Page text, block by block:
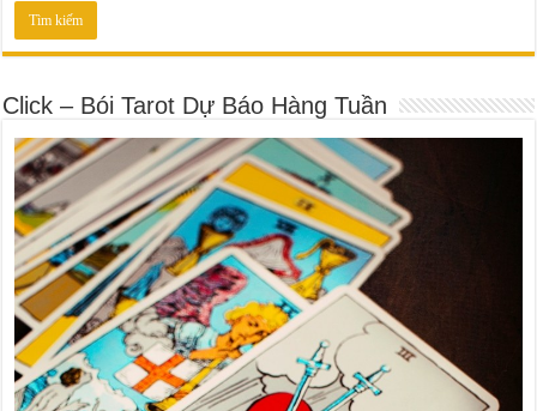
Click – Bói Tarot Dự Báo Hàng Tuần